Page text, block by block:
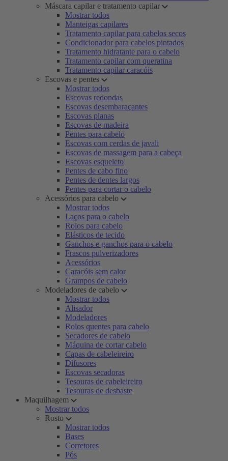
Máscara capilar e tratamento capilar
Mostrar todos
Manteigas capilares
Tratamento capilar para cabelos secos
Condicionador para cabelos pintados
Tratamento hidratante para o cabelo
Tratamento capilar com queratina
Tratamento capilar caracóis
Escovas e pentes
Mostrar todos
Escovas redondas
Escovas desembaraçantes
Escovas planas
Escovas de madeira
Pentes para cabelo
Escovas com cerdas de javali
Escovas de massagem para a cabeça
Escovas esqueleto
Pentes de cabo fino
Pentes de dentes largos
Pentes para cortar o cabelo
Acessórios para cabelo
Mostrar todos
Laços para o cabelo
Rolos para cabelo
Elásticos de tecido
Ganchos e ganchos para o cabelo
Frascos pulverizadores
Acessórios
Caracóis sem calor
Grampos de cabelo
Modeladores de cabelo
Mostrar todos
Alisador
Modeladores
Rolos quentes para cabelo
Secadores de cabelo
Máquina de cortar cabelo
Capas de cabeleireiro
Difusores
Escovas secadoras
Tesouras de cabeleireiro
Tesouras de desbaste
Maquilhagem
Mostrar todos
Rosto
Mostrar todos
Bases
Corretores
Pós